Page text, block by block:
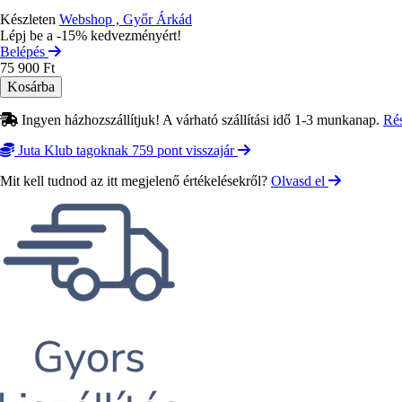
Készleten Webshop , Győr Árkád
Lépj be a -15% kedvezményért!
Belépés
75 900 Ft
Ingyen házhozszállítjuk! A várható szállítási idő 1-3 munkanap.
Juta Klub tagoknak 759 pont visszajár
Mit kell tudnod az itt megjelenő értékelésekről? Olvasd el